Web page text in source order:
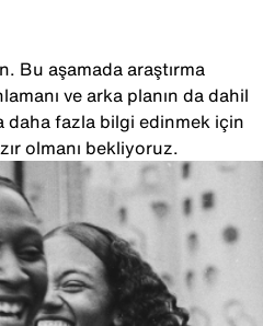
Bu aşamada araştırma
ve arka planın da dahil
daha fazla bilgi edinmek için
olmanı bekliyoruz.